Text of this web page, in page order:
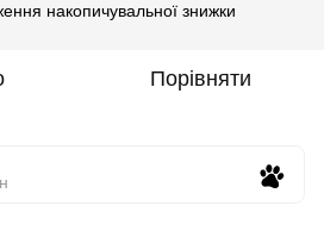
накопичувальної знижки
Порівняти